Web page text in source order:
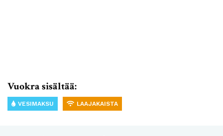
Vuokra sisältää:
VESIMAKSU LAAJAKAISTA